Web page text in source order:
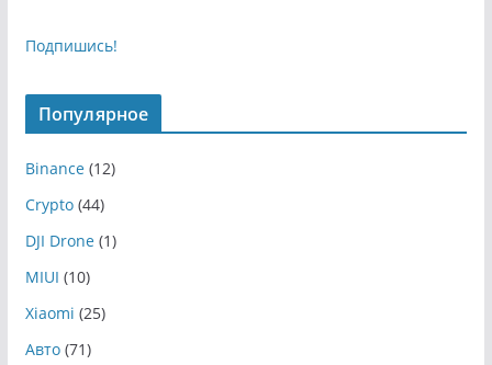
Подпишись!
Популярное
Binance(12)
Crypto(44)
DJI Drone(1)
MIUI (10)
Xiaomi (25)
Авто(71)